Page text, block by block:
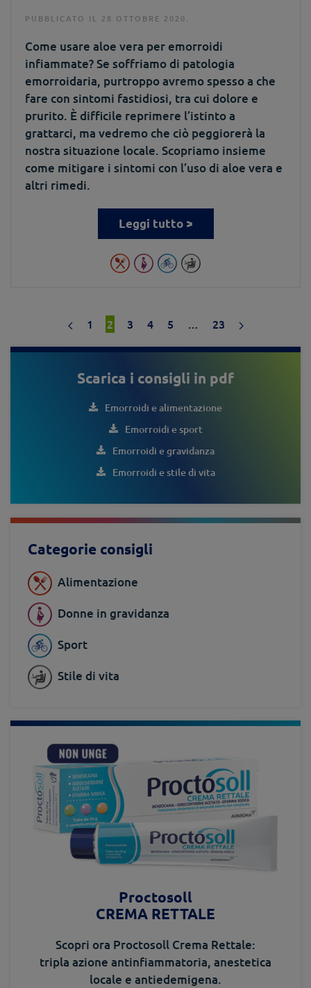
PUBBLICATO IL 28 OTTOBRE 2020.
Come usare aloe vera per emorroidi
infiammate? Se soffriamo di patologia
emorroidaria, purtroppo avremo spesso a che
fare con sintomi fastidiosi, tra cui dolore e
prurito. È difficile reprimere l’istinto a
grattarci, ma vedremo che ciò peggiorerà la
nostra situazione locale. Scopriamo insieme
come mitigare i sintomi con l’uso di aloe vera e
altri rimedi.
Leggi tutto >
1 2 3 4 5 … 23
Scarica i consigli in pdf
Emorroidi e alimentazione
Emorroidi e sport
Emorroidi e gravidanza
Emorroidi e stile di vita
Categorie consigli
Alimentazione
Donne in gravidanza
Sport
Stile di vita
Proctosoll
CREMA RETTALE
Scopri ora Proctosoll Crema Rettale:
tripla azione antinfiammatoria, anestetica
locale e antiedemigena.